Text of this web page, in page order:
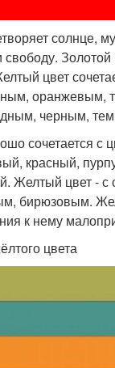
солнце,
Золотой
цвет
оранжевым,
черным,
сочетается с
красный,
Желтый цвет - с
бирюзовым.
к нему
цвета